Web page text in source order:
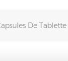
De